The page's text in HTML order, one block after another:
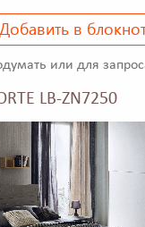
Добавить в
или для
LB-ZN7250